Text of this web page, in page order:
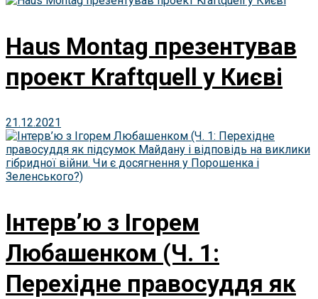
Haus Montag презентував
проект Kraftquell у Києві
21.12.2021
Інтерв’ю з Ігорем
Любашенком (Ч. 1:
Перехідне правосуддя як